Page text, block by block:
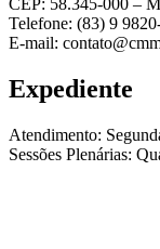
CEP: 58.345-000 –
Telefone: (83) 9
E-mail:
Expediente
Atendimento:
Sessões Plenárias: